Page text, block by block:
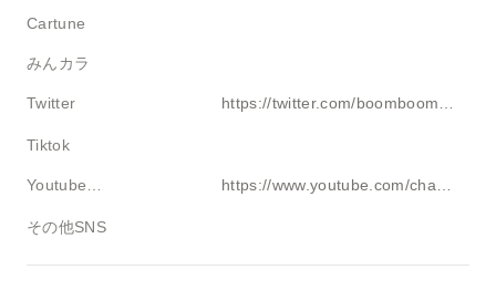
Cartune
みんカラ
Twitter
Tiktok
その他SNS